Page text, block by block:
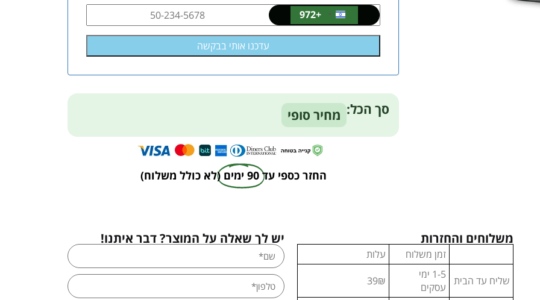
Israel
+972
Alternative:
סך הכל: מחיר סופי
החזר כספי עד 90 ימים (לא כולל משלוח)
משלוחים והחזרות
זמן משלוח
עלות
שליח עד הבית
1-5 ימי
עסקים
39₪
יש לך שאלה על המוצר? דבר איתנו!